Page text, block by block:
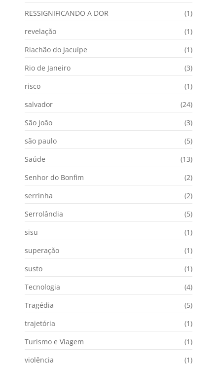
RESSIGNIFICANDO A DOR
(1)
revelação
(1)
Riachão do Jacuípe
(1)
Rio de Janeiro
(3)
risco
(1)
salvador
(24)
São João
(3)
são paulo
(5)
Saúde
(13)
Senhor do Bonfim
(2)
serrinha
(2)
Serrolândia
(5)
sisu
(1)
superação
(1)
susto
(1)
Tecnologia
(4)
Tragédia
(5)
trajetória
(1)
Turismo e Viagem
(1)
violência
(1)